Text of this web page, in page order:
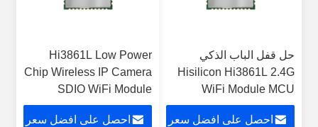
حل قفل الباب الذكي
Hisilicon Hi3861L 2.4G
WiFi Module MCU
اختياري
احصل على افضل سعر
Hi3861L Low Power
Chip Wireless IP Camera
SDIO WiFi Module
احصل على افضل سعر